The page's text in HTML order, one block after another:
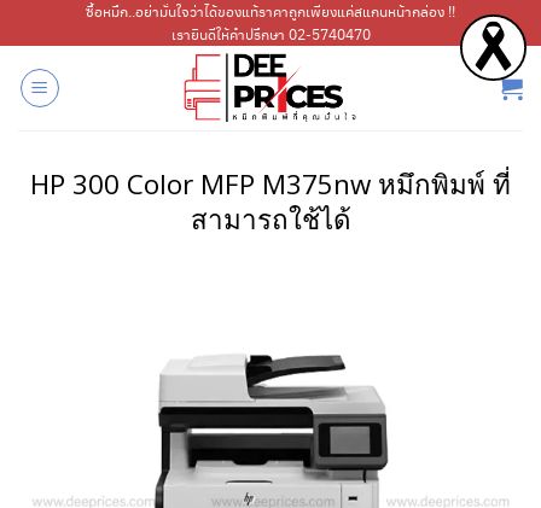
ไป
เนื้อหา
ซื้อหมึก..อย่ามั่นใจว่าได้ของแท้ราคาถูกเพียงแค่สแกนหน้ากล่อง !!
เรายินดีให้คำปรึกษา 02-5740470
HP 300 Color MFP M375nw หมึกพิมพ์ ที่
สามารถใช้ได้